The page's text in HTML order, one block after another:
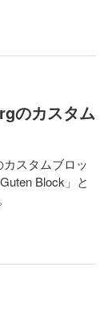
のカスタム
スタムブロッ
Block」と